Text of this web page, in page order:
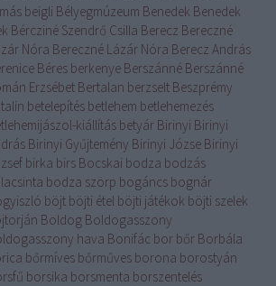
beigli Bélyegmúzeum Benedek Benedek
Bércziné Szendrő Csilla Berecz Bereczné
Nóra Bereczné Lázár Nóra Berecz András
Béres berkenye Berszánné Berszánné
Erzsébet Bertalan berzselt Beszprémy
betelepítés betlehem betlehemezés
kiállítás betyár Birinyi Birinyi
Birinyi Gyűjtemény Birinyi Józse Birinyi
birka birs Bocskai bodza bodzás
bodza szörp bogáncs bognár
böjt böjti étel böjti játékok böjti szelek
Boldog Boldogasszony
hava Bonifác bor bőr Borbála
bőrmíves bőrműves borona borostyán
borsika borsmenta borszentelés